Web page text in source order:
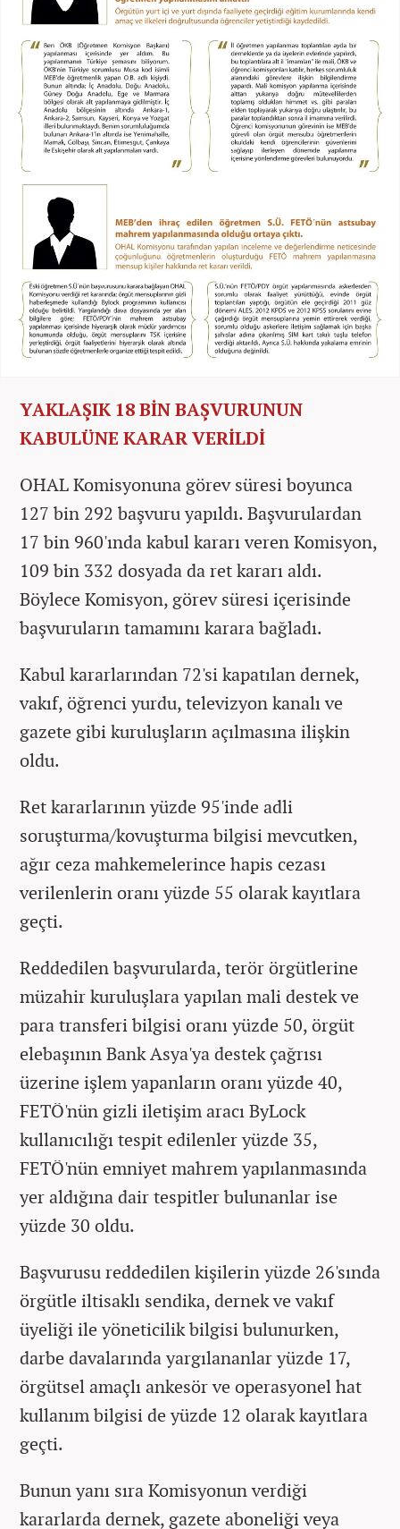
YAKLAŞIK 18 BİN BAŞVURUNUN
KABULÜNE KARAR VERİLDİ
OHAL Komisyonuna görev süresi boyunca
127 bin 292 başvuru yapıldı. Başvurulardan
17 bin 960'ında kabul kararı veren Komisyon,
109 bin 332 dosyada da ret kararı aldı.
Böylece Komisyon, görev süresi içerisinde
başvuruların tamamını karara bağladı.
Kabul kararlarından 72'si kapatılan dernek,
vakıf, öğrenci yurdu, televizyon kanalı ve
gazete gibi kuruluşların açılmasına ilişkin
oldu.
Ret kararlarının yüzde 95'inde adli
soruşturma/kovuşturma bilgisi mevcutken,
ağır ceza mahkemelerince hapis cezası
verilenlerin oranı yüzde 55 olarak kayıtlara
geçti.
Reddedilen başvurularda, terör örgütlerine
müzahir kuruluşlara yapılan mali destek ve
para transferi bilgisi oranı yüzde 50, örgüt
elebaşının Bank Asya'ya destek çağrısı
üzerine işlem yapanların oranı yüzde 40,
FETÖ'nün gizli iletişim aracı ByLock
kullanıcılığı tespit edilenler yüzde 35,
FETÖ'nün emniyet mahrem yapılanmasında
yer aldığına dair tespitler bulunanlar ise
yüzde 30 oldu.
Başvurusu reddedilen kişilerin yüzde 26'sında
örgütle iltisaklı sendika, dernek ve vakıf
üyeliği ile yöneticilik bilgisi bulunurken,
darbe davalarında yargılananlar yüzde 17,
örgütsel amaçlı ankesör ve operasyonel hat
kullanım bilgisi de yüzde 12 olarak kayıtlara
geçti.
Bunun yanı sıra Komisyonun verdiği
kararlarda dernek, gazete aboneliği veya